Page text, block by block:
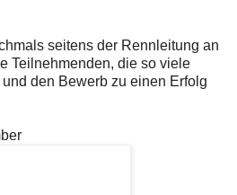
seitens der Rennleitung an
Teilnehmenden, die so viele
den Bewerb zu einen Erfolg